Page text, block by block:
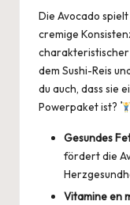
Die Avocado
cremige
dem Sushi-Reis
du auch, dass sie
Powerpaket ist?
Gesundes
fördert die
Vitamine en